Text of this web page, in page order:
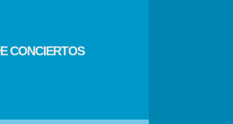
CONCIERTOS